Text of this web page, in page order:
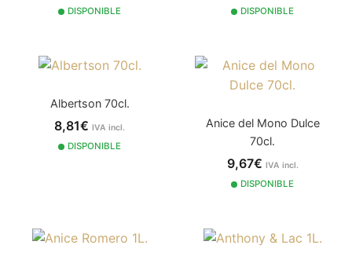
DISPONIBLE DISPONIBLE
Albertson 70cl.
8,81€ IVA incl.
DISPONIBLE
Anice del Mono Dulce
70cl.
9,67€ IVA incl.
DISPONIBLE